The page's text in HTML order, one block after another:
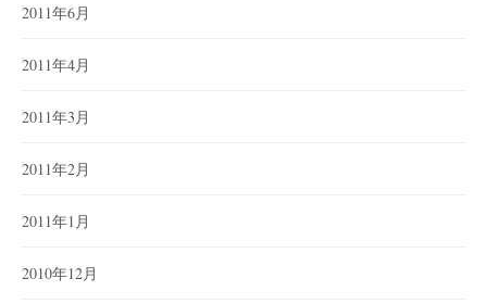
2011年6月
2011年4月
2011年3月
2011年2月
2011年1月
2010年12月